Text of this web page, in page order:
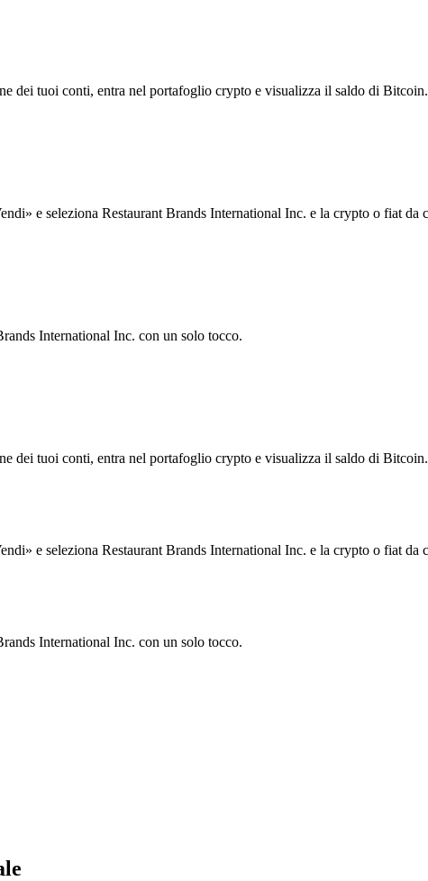
dei tuoi conti, entra nel portafoglio crypto e visualizza il saldo di Bitcoin.
e seleziona Restaurant Brands International Inc. e la crypto o fiat da
International Inc. con un solo tocco.
dei tuoi conti, entra nel portafoglio crypto e visualizza il saldo di Bitcoin.
e seleziona Restaurant Brands International Inc. e la crypto o fiat da
International Inc. con un solo tocco.